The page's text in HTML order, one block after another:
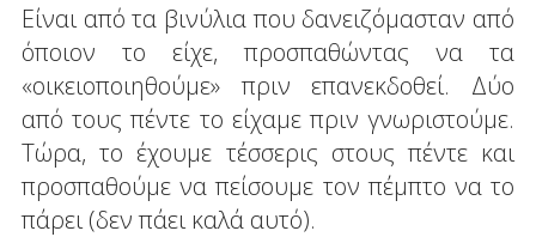
Είναι από τα βινύλια που δανειζόμασταν από
όποιον το είχε, προσπαθώντας να τα
«οικειοποιηθούμε» πριν επανεκδοθεί. Δύο
από τους πέντε το είχαμε πριν γνωριστούμε.
Τώρα, το έχουμε τέσσερις στους πέντε και
προσπαθούμε να πείσουμε τον πέμπτο να το
πάρει (δεν πάει καλά αυτό).